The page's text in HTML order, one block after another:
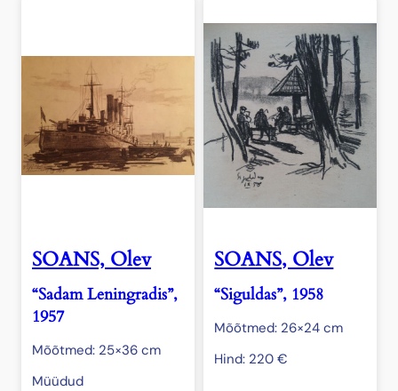
SOANS, Olev
“Sadam Leningradis”,
1957
Mõõtmed: 25×36 cm
Müüdud
SOANS, Olev
“Siguldas”, 1958
Mõõtmed: 26×24 cm
Hind: 220€